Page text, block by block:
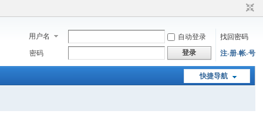
用户名 自动登录
找回密码
密码
登录 注-册-帐-号
快捷导航